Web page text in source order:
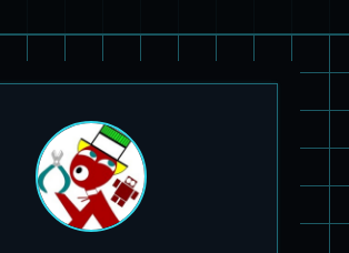
アオシマ ロボダッチ モビルZ